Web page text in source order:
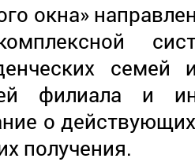
окна»
филиала и
о
получения.